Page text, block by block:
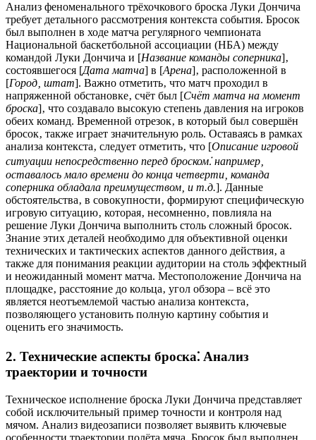
Анализ феноменального трёхочкового броска Луки Дончича
требует детального рассмотрения контекста события. Бросок
был выполнен в ходе матча регулярного чемпионата
Национальной баскетбольной ассоциации (НБА) между
командой Луки Дончича и [Название команды соперника]‚
состоявшегося [Дата матча] в [Арена]‚ расположенной в
[Город‚ штат]. Важно отметить‚ что матч проходил в
напряженной обстановке‚ счёт был [Счёт матча на момент
броска]‚ что создавало высокую степень давления на игроков
обеих команд. Временной отрезок‚ в который был совершён
бросок‚ также играет значительную роль. Оставаясь в рамках
анализа контекста‚ следует отметить‚ что [Описание игровой
ситуации непосредственно перед броском⁚ например‚
оставалось мало времени до конца четверти‚ команда
соперника обладала преимуществом‚ и т.д.]. Данные
обстоятельства‚ в совокупности‚ формируют специфическую
игровую ситуацию‚ которая‚ несомненно‚ повлияла на
решение Луки Дончича выполнить столь сложный бросок.
Знание этих деталей необходимо для объективной оценки
технических и тактических аспектов данного действия‚ а
также для понимания реакции аудитории на столь эффектный
и неожиданный момент матча. Местоположение Дончича на
площадке‚ расстояние до кольца‚ угол обзора – всё это
является неотъемлемой частью анализа контекста‚
позволяющего установить полную картину события и
оценить его значимость.
2. Технические аспекты броска⁚ Анализ
траектории и точности
Техническое исполнение броска Луки Дончича представляет
собой исключительный пример точности и контроля над
мячом. Анализ видеозаписи позволяет выявить ключевые
особенности траектории полёта мяча. Бросок был выполнен